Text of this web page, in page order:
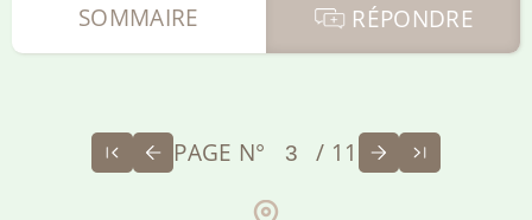
RÉPONDRE
SOMMAIRE
PAGE N° / 11